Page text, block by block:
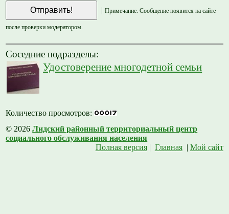
Примечание. Сообщение появится на сайте
после проверки модератором.
Соседние подразделы:
Удостоверение многодетной семьи
Количество просмотров:
© 2026Лидский районный территориальный центр
социального обслуживания населения
Полная версия| Главная| Мой сайт